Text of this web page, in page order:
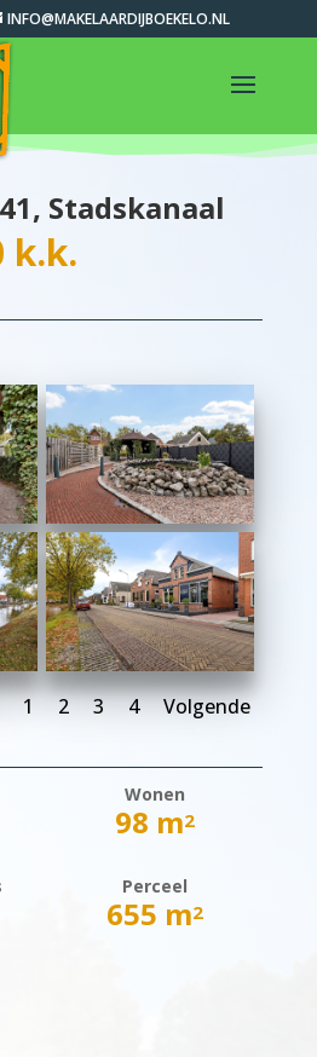
INFO@MAKELAARDIJBOEKELO.NL
Stadskanaal
k.k.
1 2 3 4 Volgende
Wonen
98 m2
Perceel
655 m2